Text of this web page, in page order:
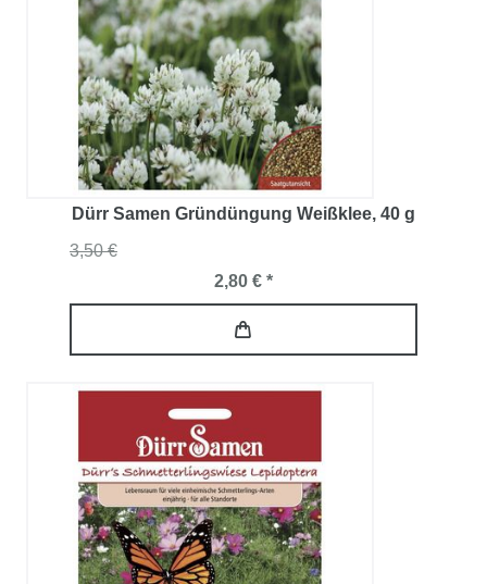
Dürr Samen Gründüngung Weißklee, 40 g
3,50 €
2,80 € *